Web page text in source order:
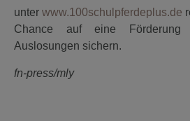
unter www.100schulpferdeplus.de
Chance auf eine
Auslosungen sichern.
fn-press/mly